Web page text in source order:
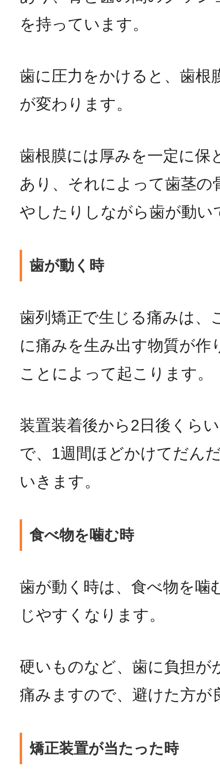
を持っています。
歯に圧力をかけると、歯根
が変わります。
歯根膜には厚みを一定に保
あり、それによって歯茎の
やしたりしながら歯が動い
歯が動く時
歯列矯正で生じる痛みは、
に痛みを生み出す物質が作
ことによって起こります。
装置装着後から2日後くら
で、1週間ほどかけてだん
いきます。
食べ物を噛む時
歯が動く時は、食べ物を噛
じやすくなります。
硬いものなど、歯に負担が
痛みますので、避けた方が
矯正装置が当たった時